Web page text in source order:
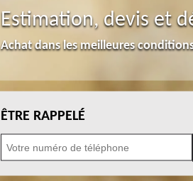
Estimation, devis et
Achat dans les meilleures
ÊTRE RAPPELÉ